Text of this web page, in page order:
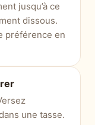
jusqu’à ce
dissous.
préférence en
une tasse.